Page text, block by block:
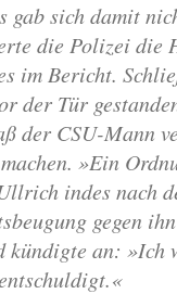
sich damit
die Polizei die
im Bericht.
der Tür
der CSU-Mann
»Ein
indes nach
gegen
an: »Ich